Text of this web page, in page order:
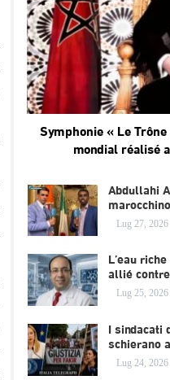
Symphonie « Le
mondial réalisé
Abdullahi
Lug 27, 2026
L’eau
allié
Lug 25, 2026
I sindacati
schierano
Lug 24, 2026